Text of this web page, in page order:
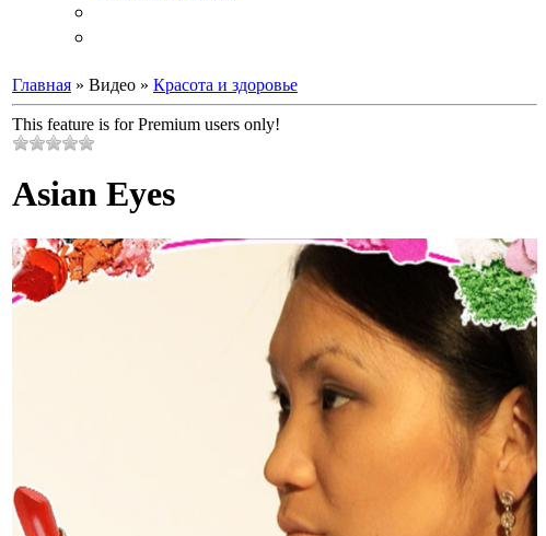
Главная » Видео » Красота и здоровье
This feature is for Premium users only!
Asian Eyes